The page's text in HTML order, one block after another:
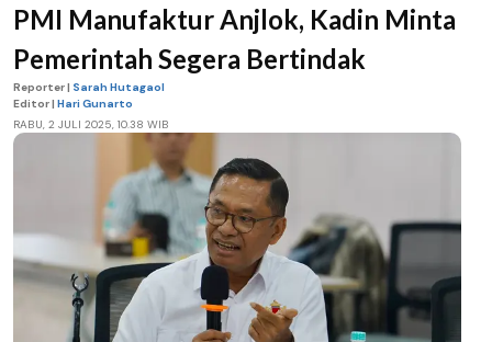
PMI Manufaktur Anjlok, Kadin Minta
Pemerintah Segera Bertindak
Reporter | Sarah Hutagaol
Editor | Hari Gunarto
RABU, 2 JULI 2025, 10.38 WIB